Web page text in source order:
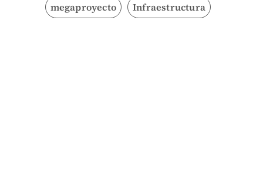
megaproyecto Infraestructura